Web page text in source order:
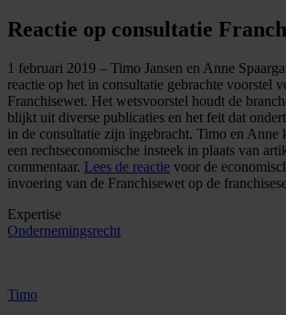
Reactie op consultatie
1 februari 2019 – Timo Jansen en Anne
reactie op het in consultatie gebrachte voorstel
Franchisewet. Het wetsvoorstel houdt de
blijkt uit diverse publicaties en het feit dat
in de consultatie zijn ingebracht. Timo en Anne
een rechtseconomische insteek in plaats van
commentaar. Lees de reactie voor de
invoering van de Franchisewet op de
Expertise
Ondernemingsrecht
Timo